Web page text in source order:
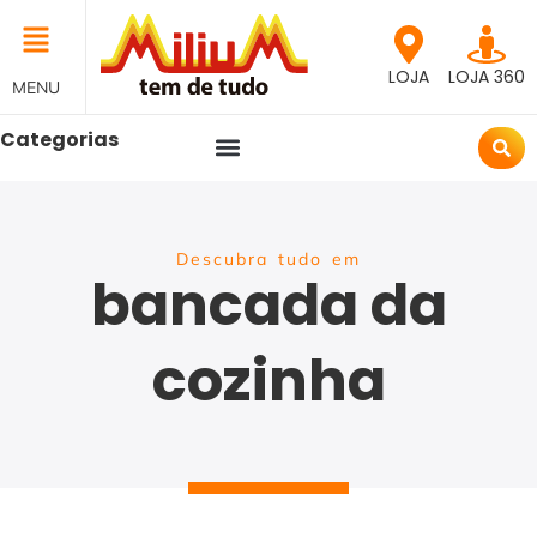
MENU LOJA LOJA 360
Categorias
Descubra tudo em
bancada da
cozinha